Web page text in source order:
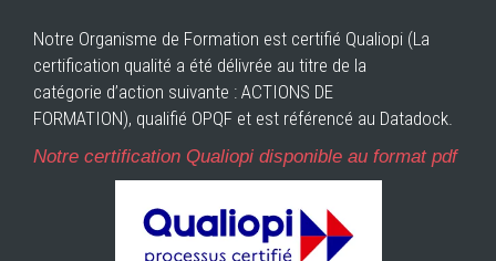
Notre Organisme de Formation est certifié Qualiopi (La
certification qualité a été délivrée au titre de la
catégorie d’action suivante : ACTIONS DE
FORMATION), qualifié OPQF et est référencé au Datadock.
Notre certification Qualiopi disponible au format pdf